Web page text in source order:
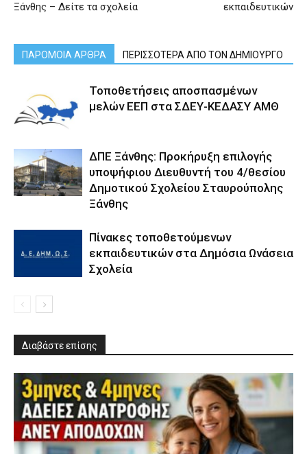
Ξάνθης – Δείτε τα σχολεία
εκπαιδευτικών
ΠΑΡΟΜΟΙΑ ΑΡΘΡΑ ΠΕΡΙΣΣΟΤΕΡΑ ΑΠΟ ΤΟΝ ΔΗΜΙΟΥΡΓΟ
Τοποθετήσεις αποσπασμένων
μελών ΕΕΠ στα ΣΔΕΥ-ΚΕΔΑΣΥ ΑΜΘ
ΔΠΕ Ξάνθης: Προκήρυξη επιλογής
υποψήφιου Διευθυντή του 4/θεσίου
Δημοτικού Σχολείου Σταυρούπολης
Ξάνθης
Πίνακες τοποθετούμενων
εκπαιδευτικών στα Δημόσια Ωνάσεια
Σχολεία
Διαβάστε επίσης